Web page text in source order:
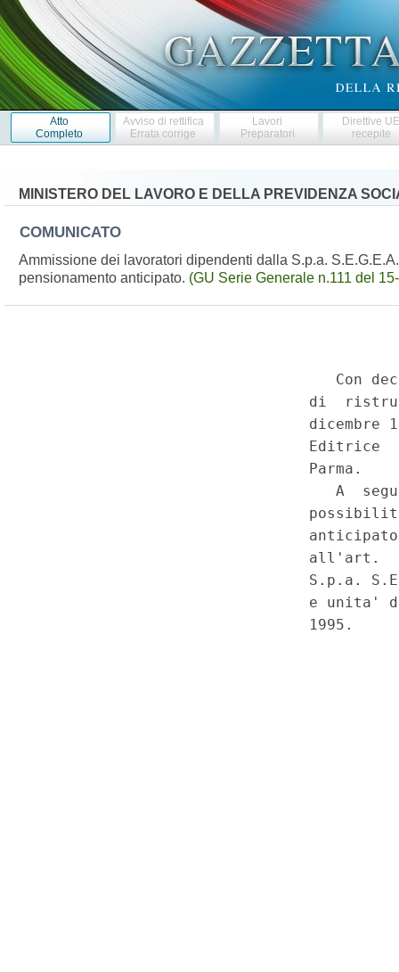
Atto
Completo
Avviso di rettifica
Errata corrige
Lavori
Preparatori
Direttive
recepite
MINISTERO DEL LAVORO E DELLA PREVIDENZA
COMUNICATO
Ammissione dei lavoratori dipendenti dalla S.p.a.
pensionamento anticipato. (GU Serie Generale n.111 del